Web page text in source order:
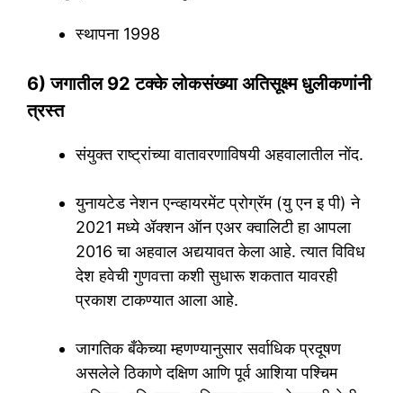
स्थापना 1998
6) जगातील 92 टक्के लोकसंख्या अतिसूक्ष्म धुलीकणांनी
त्रस्त
संयुक्त राष्ट्रांच्या वातावरणाविषयी अहवालातील नोंद.
युनायटेड नेशन एन्व्हायरमेंट प्रोग्रॅम (यु एन इ पी) ने
2021 मध्ये ॲक्शन ऑन एअर क्वालिटी हा आपला
2016 चा अहवाल अद्ययावत केला आहे. त्यात विविध
देश हवेची गुणवत्ता कशी सुधारू शकतात यावरही
प्रकाश टाकण्यात आला आहे.
जागतिक बँकेच्या म्हणण्यानुसार सर्वाधिक प्रदूषण
असलेले ठिकाणे दक्षिण आणि पूर्व आशिया पश्चिम